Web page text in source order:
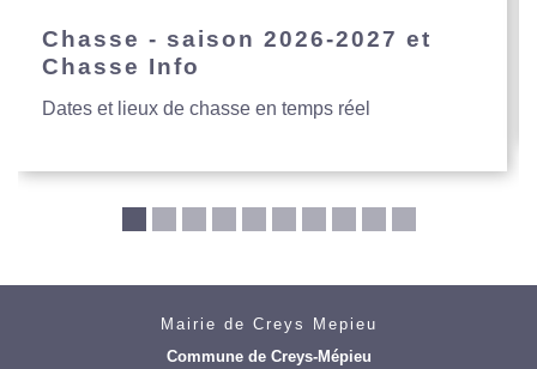
Chasse - saison 2026-2027 et
Chasse Info
Dates et lieux de chasse en temps réel
Mairie de Creys Mepieu
Commune de Creys-Mépieu